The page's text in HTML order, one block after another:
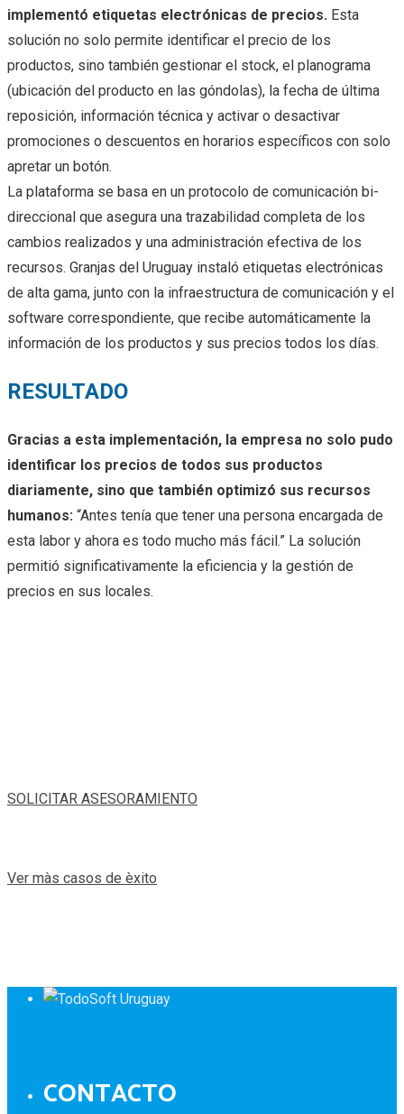
implementó etiquetas electrónicas de precios. Esta
solución no solo permite identificar el precio de los
productos, sino también gestionar el stock, el planograma
(ubicación del producto en las góndolas), la fecha de última
reposición, información técnica y activar o desactivar
promociones o descuentos en horarios específicos con solo
apretar un botón.
La plataforma se basa en un protocolo de comunicación bi-
direccional que asegura una trazabilidad completa de los
cambios realizados y una administración efectiva de los
recursos. Granjas del Uruguay instaló etiquetas electrónicas
de alta gama, junto con la infraestructura de comunicación y el
software correspondiente, que recibe automáticamente la
información de los productos y sus precios todos los días.
RESULTADO
Gracias a esta implementación, la empresa no solo pudo
identificar los precios de todos sus productos
diariamente, sino que también optimizó sus recursos
humanos: “Antes tenía que tener una persona encargada de
esta labor y ahora es todo mucho más fácil.” La solución
permitió significativamente la eficiencia y la gestión de
precios en sus locales.
SOLICITAR ASESORAMIENTO
Ver màs casos de èxito
CONTACTO